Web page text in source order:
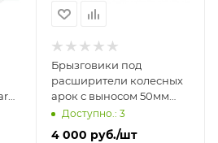
Брызговики под
расширители колесных
арок с выносом 50мм
Toyota Hilux 2015- BT-
Доступно.: 3
4 000 руб./шт